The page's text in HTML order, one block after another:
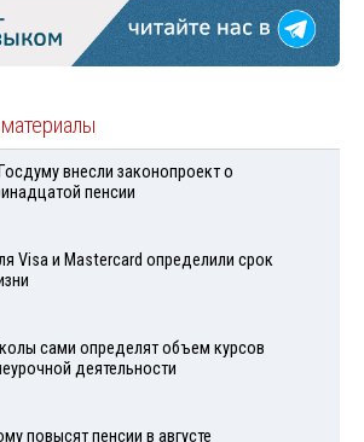
внесли законопроект о
пенсии
Visа и Mastercard определили срок
сами определят объем курсов
деятельности
повысят пенсии в августе